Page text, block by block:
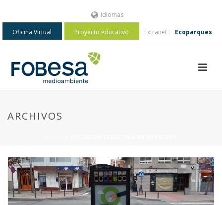
Idiomas
Oficina Virtual Proyecto educativo Extranet Ecoparques
ARCHIVOS